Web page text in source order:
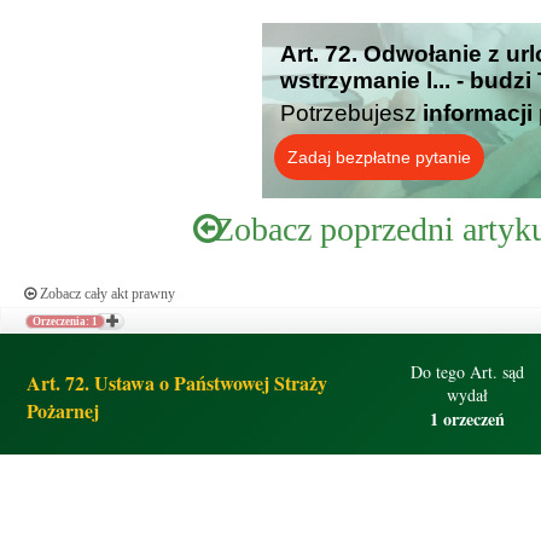
Art. 72. Odwołanie z
wstrzymanie l... -
Potrzebujesz informacji
Zadaj bezpłatne pytanie
Zobacz poprzedni
Zobacz cały akt prawny
Orzeczenia: 1
Art. 72. Ustawa o Państwowej Straży
Pożarnej
Do tego Art. sąd
wydał
1 orzeczeń